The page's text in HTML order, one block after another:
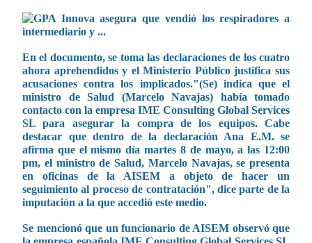
En el documento, se toma las declaraciones de los cuatro
ahora aprehendidos y el Ministerio Público justifica sus
acusaciones contra los implicados."(Se) indica que el
ministro de Salud (Marcelo Navajas) había tomado
contacto con la empresa IME Consulting Global Services
SL para asegurar la compra de los equipos. Cabe
destacar que dentro de la declaración Ana E.M. se
afirma que el mismo día martes 8 de mayo, a las 12:00
pm, el ministro de Salud, Marcelo Navajas, se presenta
en oficinas de la AISEM a objeto de hacer un
seguimiento al proceso de contratación", dice parte de la
imputación a la que accedió este medio.
Se mencionó que un funcionario de AISEM observó que